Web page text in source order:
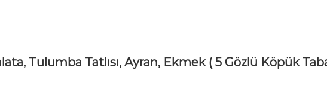
Tulumba Tatlısı, Ayran, Ekmek ( 5 Gözlü Köpük